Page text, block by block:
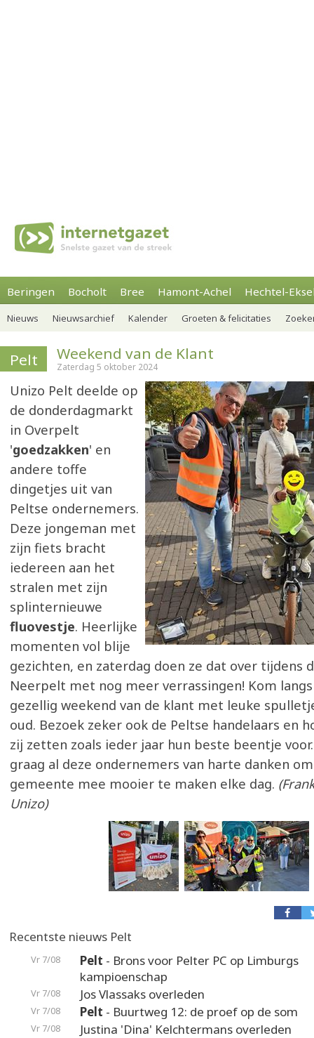
Beringen Bocholt Bree Hamont-Achel Hechtel-
Nieuws Nieuwsarchief Kalender Groeten & felicitaties
Pelt Weekend van de Klant
Zaterdag 5 oktober 2024
Unizo Pelt deelde op
de donderdagmarkt
in Overpelt
'goedzakken' en
andere toffe
dingetjes uit van
Peltse ondernemers.
Deze jongeman met
zijn fiets bracht
iedereen aan het
stralen met zijn
splinternieuwe
fluovestje. Heerlijke
momenten vol blije
gezichten, en zaterdag doen ze dat over tijdens
Neerpelt met nog meer verrassingen! Kom
gezellig weekend van de klant met leuke
oud. Bezoek zeker ook de Peltse handelaars en
zij zetten zoals ieder jaar hun beste beentje
graag al deze ondernemers van harte danken
gemeente mee mooier te maken elke dag.
Unizo)
Recentste nieuws Pelt
Vr 7/08 Pelt - Brons voor Pelter PC op Limburgs
kampioenschap
Vr 7/08 Jos Vlassaks overleden
Vr 7/08 Pelt - Buurtweg 12: de proef op de som
Vr 7/08 Justina 'Dina' Kelchtermans overleden